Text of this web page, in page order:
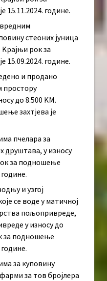
15.11.2024. године.
стеоних јуница
Kрајњи рок за
15.09.2024. године.
и продано
простору
до 8.500 KМ.
захтјева је
пчелара за
у износу
за подношење
године.
и узгој
се воде у матичној
пољопривреде,
у износу до
за подношење
године.
за куповину
за тов бројлера